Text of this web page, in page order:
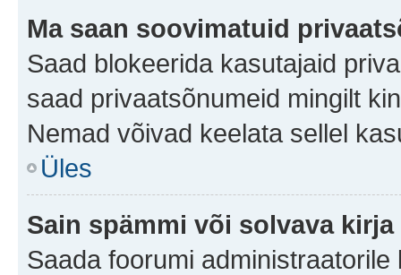
Ma saan soovimatuid
Saad blokeerida kasutajaid
saad privaatsõnumeid mingilt
Nemad võivad keelata sellel
Üles
Sain spämmi või solvava
Saada foorumi